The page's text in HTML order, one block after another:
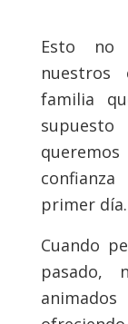
Esto no
familia
primer día.
Cuando
pasado,